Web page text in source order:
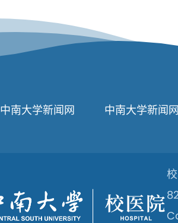
中南大学新闻网 中南大学新闻